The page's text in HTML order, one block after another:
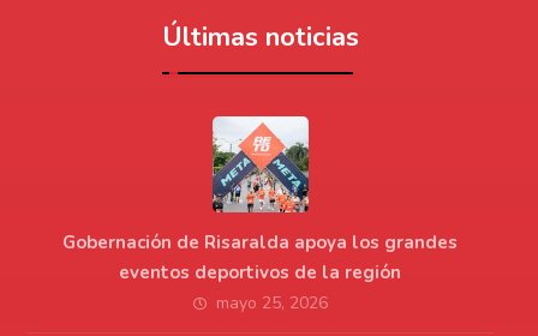
Últimas noticias
Gobernación de Risaralda apoya los grandes
eventos deportivos de la región
mayo 25, 2026